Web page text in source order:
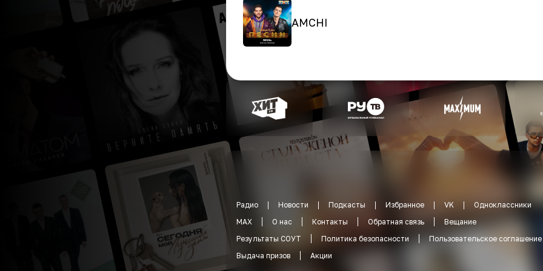
AMCHI
Радио Новости Подкасты Избранное VK
Одноклассники
MAX
О нас Контакты Обратная связь
Вещание
Результаты СОУТ
Политика безопасности
Пользовательское соглашение
Выдача призов
Акции